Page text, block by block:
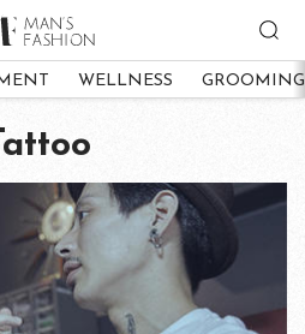
WELLNESS GROOMING